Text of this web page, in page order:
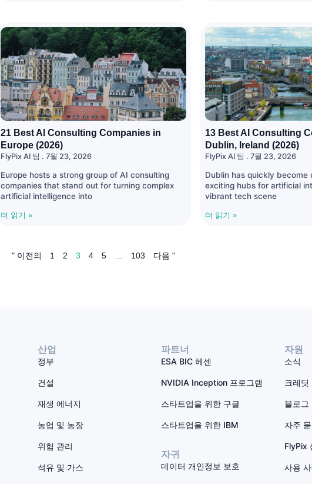
21 Best AI Consulting Companies in
Europe (2026)
FlyPix AI 팀 7월 23, 2026
Europe hosts a strong group of AI consulting
companies that stand out for turning complex
artificial intelligence into
더 읽기 »
13 Best AI Consulting
Dublin, Ireland (2026)
FlyPix AI 팀 7월 23, 2026
Dublin has quickly become
exciting hubs for artificial
vibrant tech scene
더 읽기 »
" 이전의 1 2 3 4 5 103 다음 "
산업
정부
건설
재생 에너지
농업 및 농장
위험 관리
석유 및 가스
파트너
ESA BIC 헤센
NVIDIA Inception 프로그램
스타트업을 위한 구글
스타트업을 위한 IBM
자귀
데이터 개인정보 보호
자원
소식
크레딧
블로그
자주
FlyPix
사용